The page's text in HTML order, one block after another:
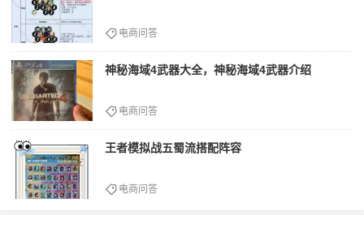
电商问答
神秘海域4武器大全，神秘海域4武器介绍
电商问答
王者模拟战五蜀流搭配阵容
电商问答